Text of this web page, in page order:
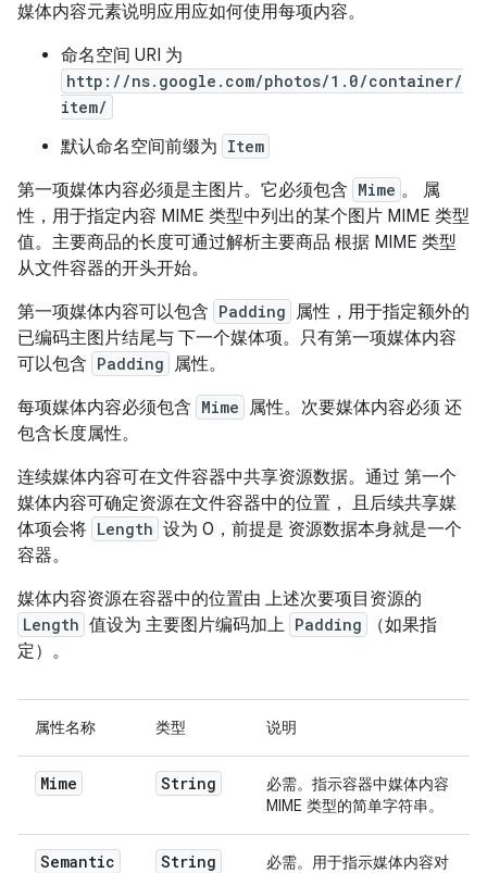
媒体内容元素说明应用应如何使用每项内容。
命名空间 URI 为
http://ns.google.com/photos/1.0/container/
item/
默认命名空间前缀为 Item
第一项媒体内容必须是主图片。它必须包含 Mime 。 属
性，用于指定内容 MIME 类型中列出的某个图片 MIME 类型
值。主要商品的长度可通过解析主要商品 根据 MIME 类型
从文件容器的开头开始。
第一项媒体内容可以包含 Padding 属性，用于指定额外的
已编码主图片结尾与 下一个媒体项。只有第一项媒体内容
可以包含 Padding 属性。
每项媒体内容必须包含 Mime 属性。次要媒体内容必须 还
包含长度属性。
连续媒体内容可在文件容器中共享资源数据。通过 第一个
媒体内容可确定资源在文件容器中的位置， 且后续共享媒
体项会将 Length 设为 0，前提是 资源数据本身就是一个
容器。
媒体内容资源在容器中的位置由 上述次要项目资源的
Length 值设为 主要图片编码加上 Padding
（如果指
定）。
属性名称 类型 说明
Mime String
必需。指示容器中媒体内容
MIME 类型的简单字符串。
Semantic String
必需。用于指示媒体内容对